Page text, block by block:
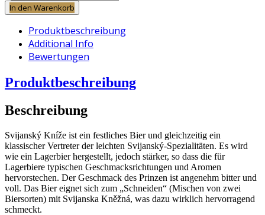
In den Warenkorb
Produktbeschreibung
Additional Info
Bewertungen
Produktbeschreibung
Beschreibung
Svijanský Kníže ist ein festliches Bier und gleichzeitig ein
klassischer Vertreter der leichten Svijanský-Spezialitäten. Es wird
wie ein Lagerbier hergestellt, jedoch stärker, so dass die für
Lagerbiere typischen Geschmacksrichtungen und Aromen
hervorstechen. Der Geschmack des Prinzen ist angenehm bitter und
voll. Das Bier eignet sich zum „Schneiden“ (Mischen von zwei
Biersorten) mit Svijanska Kněžná, was dazu wirklich hervorragend
schmeckt.